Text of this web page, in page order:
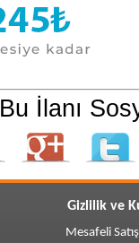
Bu İlanı
Gizlilik ve
Mesafeli